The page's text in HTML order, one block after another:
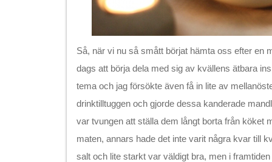
Så, när vi nu så smått börjat hämta oss efter en
dags att börja dela med sig av kvällens ätbara
tema och jag försökte även få in lite av
drinktilltuggen och gjorde dessa kanderade
var tvungen att ställa dem långt borta från köket
maten, annars hade det inte varit några kvar till
salt och lite starkt var väldigt bra, men i